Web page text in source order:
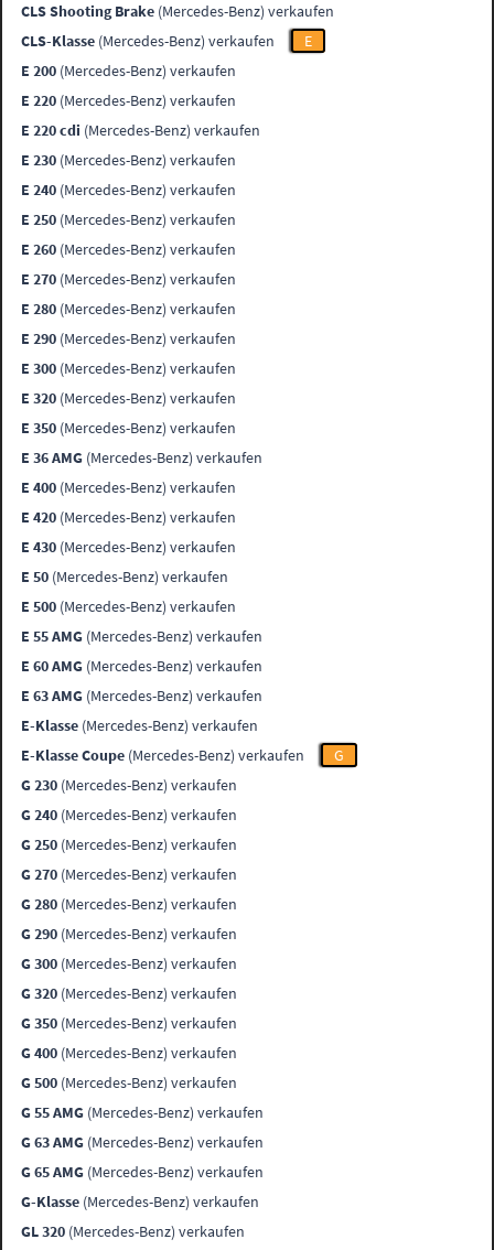
CLS Shooting Brake (Mercedes-Benz) verkaufen
CLS-Klasse (Mercedes-Benz) verkaufen
E
E 200 (Mercedes-Benz) verkaufen
E 220 (Mercedes-Benz) verkaufen
E 220 cdi (Mercedes-Benz) verkaufen
E 230 (Mercedes-Benz) verkaufen
E 240 (Mercedes-Benz) verkaufen
E 250 (Mercedes-Benz) verkaufen
E 260 (Mercedes-Benz) verkaufen
E 270 (Mercedes-Benz) verkaufen
E 280 (Mercedes-Benz) verkaufen
E 290 (Mercedes-Benz) verkaufen
E 300 (Mercedes-Benz) verkaufen
E 320 (Mercedes-Benz) verkaufen
E 350 (Mercedes-Benz) verkaufen
E 36 AMG (Mercedes-Benz) verkaufen
E 400 (Mercedes-Benz) verkaufen
E 420 (Mercedes-Benz) verkaufen
E 430 (Mercedes-Benz) verkaufen
E 50 (Mercedes-Benz) verkaufen
E 500 (Mercedes-Benz) verkaufen
E 55 AMG (Mercedes-Benz) verkaufen
E 60 AMG (Mercedes-Benz) verkaufen
E 63 AMG (Mercedes-Benz) verkaufen
E-Klasse (Mercedes-Benz) verkaufen
E-Klasse Coupe (Mercedes-Benz) verkaufen
G
G 230 (Mercedes-Benz) verkaufen
G 240 (Mercedes-Benz) verkaufen
G 250 (Mercedes-Benz) verkaufen
G 270 (Mercedes-Benz) verkaufen
G 280 (Mercedes-Benz) verkaufen
G 290 (Mercedes-Benz) verkaufen
G 300 (Mercedes-Benz) verkaufen
G 320 (Mercedes-Benz) verkaufen
G 350 (Mercedes-Benz) verkaufen
G 400 (Mercedes-Benz) verkaufen
G 500 (Mercedes-Benz) verkaufen
G 55 AMG (Mercedes-Benz) verkaufen
G 63 AMG (Mercedes-Benz) verkaufen
G 65 AMG (Mercedes-Benz) verkaufen
G-Klasse (Mercedes-Benz) verkaufen
GL 320 (Mercedes-Benz) verkaufen